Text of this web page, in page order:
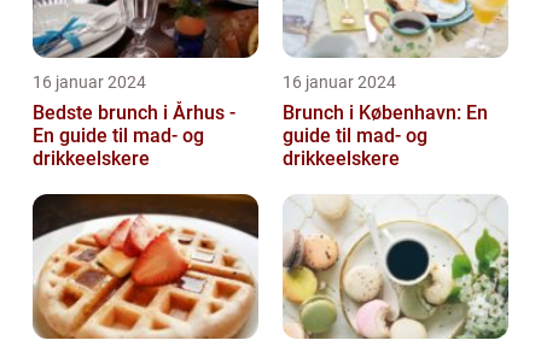
16 januar 2024
Bedste brunch i Århus -
En guide til mad- og
drikkeelskere
16 januar 2024
Brunch i København: En
guide til mad- og
drikkeelskere